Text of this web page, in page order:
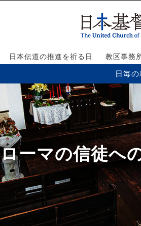
日本伝道の推進を祈る日 教区事務
日毎の
ローマの信徒へ